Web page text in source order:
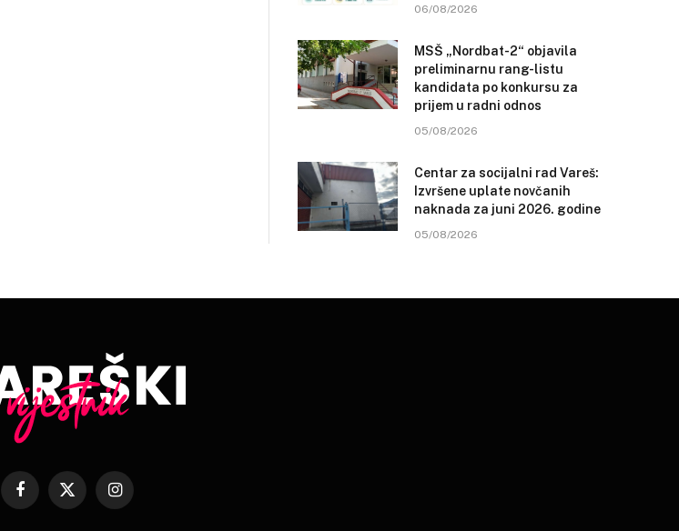
06/08/2026
MSŠ „Nordbat-2“ objavila
preliminarnu rang-listu
kandidata po konkursu za
prijem u radni odnos
05/08/2026
Centar za socijalni rad Vareš:
Izvršene uplate novčanih
naknada za juni 2026. godine
05/08/2026
Facebook
X
Instagram